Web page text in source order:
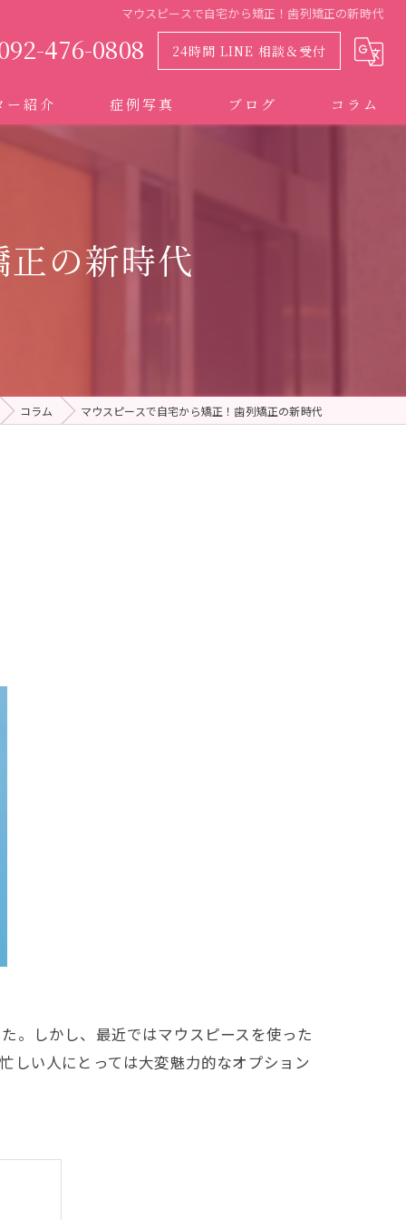
マウスピースで自宅から矯正！歯列矯正の新時代
476-0808 24時間 LINE 相談＆受付
ー紹介 症例写真 ブログ コラム
の新時代
コラム マウスピースで自宅から矯正！歯列矯正の新時代
。しかし、最近ではマウスピースを使った
しい人にとっては大変魅力的なオプション